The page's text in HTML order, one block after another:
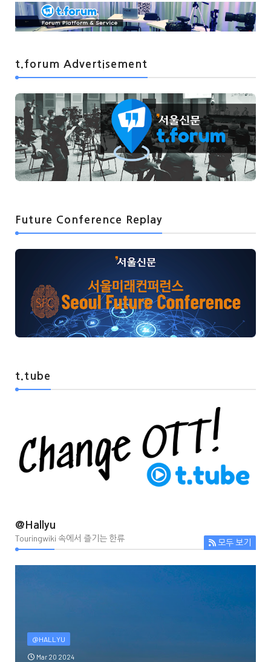
t.forum Advertisement
Future Conference Replay
t.tube
@Hallyu
Touringwiki 속에서 즐기는 한류 모두 보기
@HALLYU
Mar 20 2024